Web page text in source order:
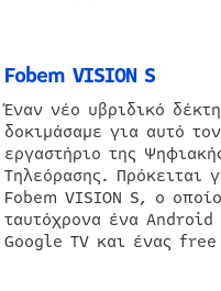
Fobem VISION S
Έναν νέο υβριδικό δέκτη
δοκιμάσαμε για αυτό
εργαστήριο της
Τηλεόρασης. Πρόκειται
Fobem VISION S, ο
ταυτόχρονα ένα Android
Google TV και ένας